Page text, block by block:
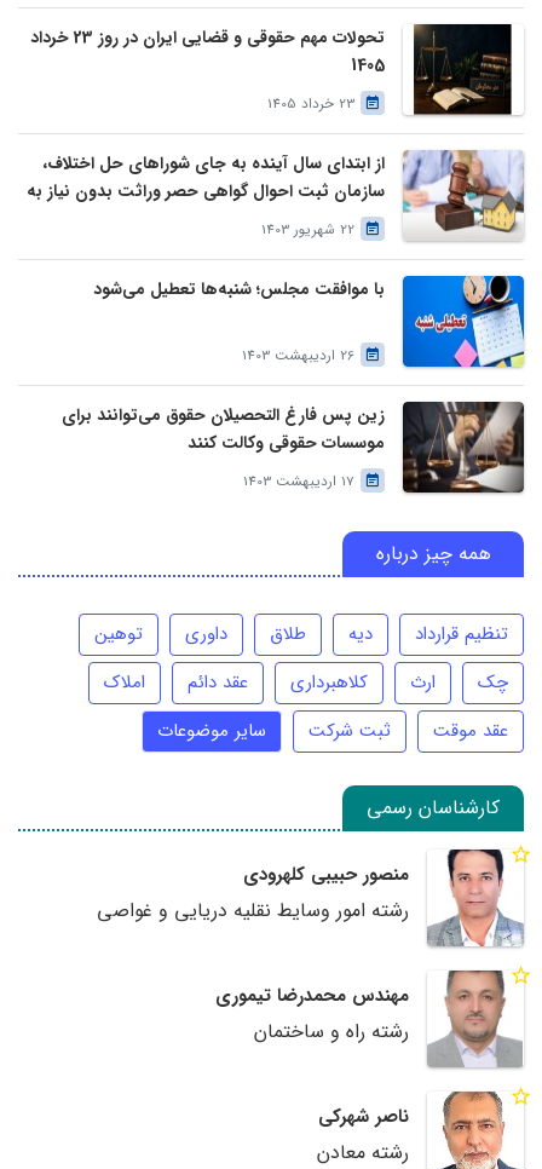
تحولات مهم حقوقی و قضایی ایران در روز 23 خرداد
1405
23 خرداد 1405
از ابتدای سال آینده به جای شوراهای حل اختلاف،
سازمان ثبت احوال گواهی حصر وراثت بدون نیاز به
درخواست وراث صادر خواهد کرد
22 شهریور 1403
با موافقت مجلس؛ شنبه‌ها تعطیل می‌شود
26 اردیبهشت 1403
زین پس فارغ التحصیلان حقوق می‌توانند برای
موسسات حقوقی وکالت کنند
17 اردیبهشت 1403
همه چیز درباره
تنظیم قرارداد دیه طلاق داوری
توهین
چک
ارث کلاهبرداری عقد دائم
املاک
عقد موقت
ثبت شرکت سایر موضوعات
کارشناسان رسمی
منصور حبیبی کلهرودی
رشته امور وسایط نقلیه دریایی و غواصی
مهندس محمدرضا تیموری
رشته راه و ساختمان
ناصر شهرکی
رشته معادن